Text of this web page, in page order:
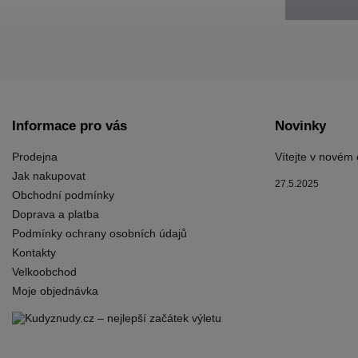
Informace pro vás
Prodejna
Jak nakupovat
Obchodní podmínky
Doprava a platba
Podmínky ochrany osobních údajů
Kontakty
Velkoobchod
Moje objednávka
Novinky
Vítejte v novém
27.5.2025